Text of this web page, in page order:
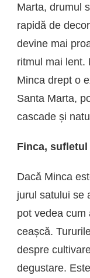
Marta, drumul
rapidă de
devine mai
ritmul mai lent.
Minca drept o
Santa Marta,
cascade și
Finca,
Dacă Minca
jurul satului se
pot vedea cum
ceașcă.
despre
degustare.